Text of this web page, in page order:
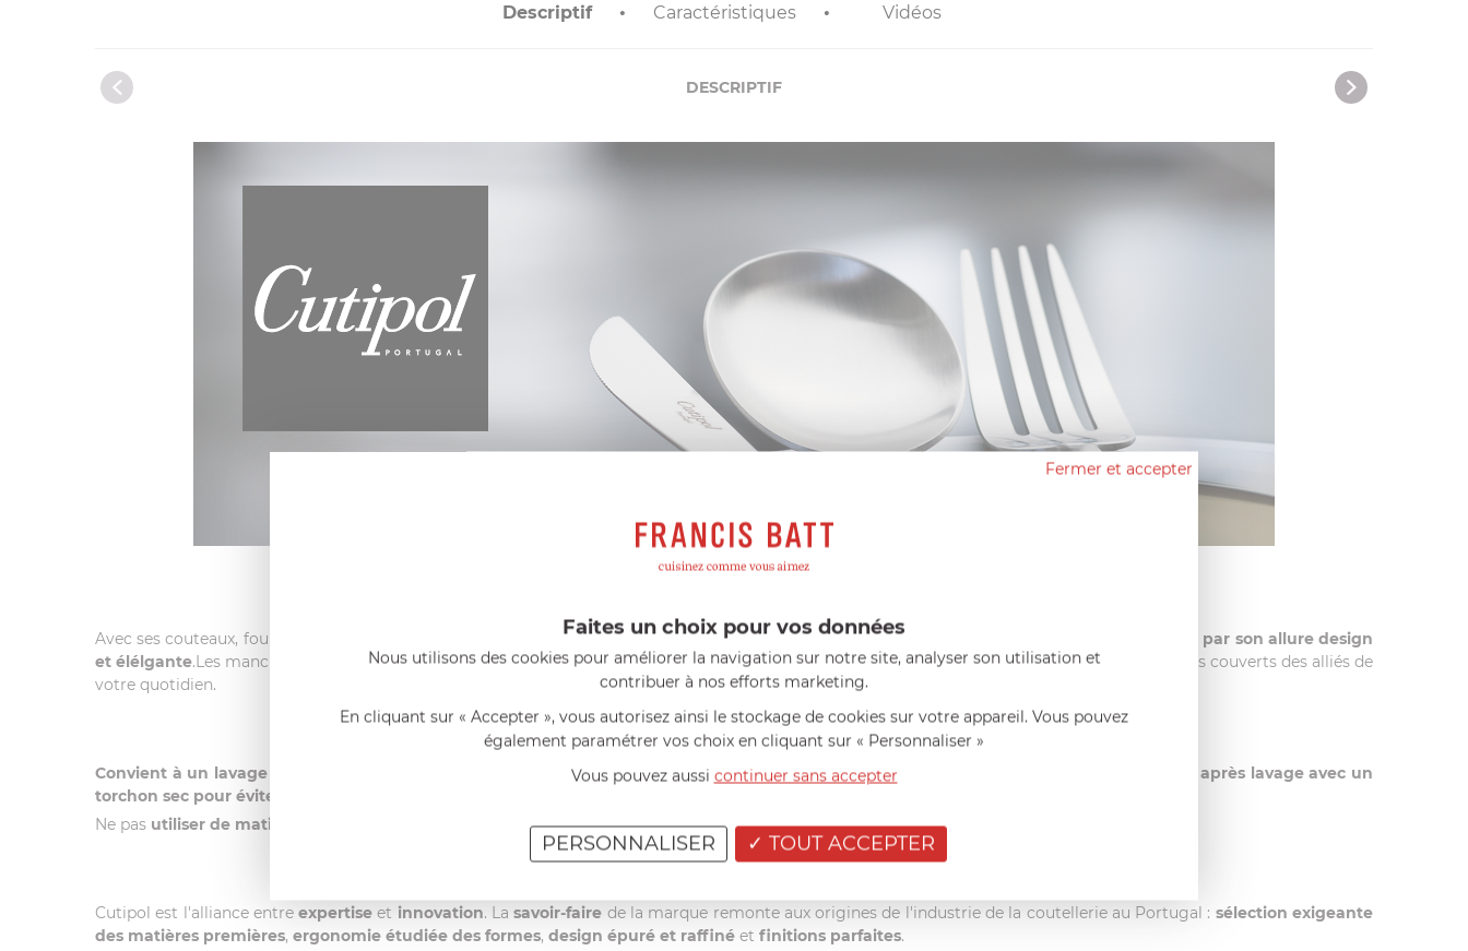
Descriptif Caractéristiques Vidéos
DESCRIPTIF
Avec ses couteaux, fourchettes, cuillères à soupe, cuillères à café et autres couverts spéciaux,la collection Goa de la marque Cutipol étonnent par son allure design
et élélgante.Les manches sont conçus enrésine,les corps en acier inoxydable 18/10. Ilss'adapteront parfaitement à votre main et feront de ces couverts des alliés de
votre quotidien.
ENTRETIEN ET NETTOYAGE
Convient à un lavage au lave-vaisselle mais il est conseillé de sortir rapidement le couvert du lave-vaisselle afin d'éviter la corrosion
.Essuyer après lavage avec un
torchon sec pour éviter les traces.
Ne pas utiliser de matière abrasive
À PROPOS DE CUTIPOL
Cutipol est l'alliance entreexpertise et innovation. Lasavoir-faire de la marque remonte aux origines de l'industrie de la coutellerie au Portugal : sélection exigeante
des matières premières, ergonomie étudiée des formes, design épuré et raffiné et finitions parfaites.
Fermer et accepter
Faites un choix pour vos données
Nous utilisons des cookies pour améliorer la navigation sur notre site, analyser son utilisation et
contribuer à nos efforts marketing.
En cliquant sur « Accepter », vous autorisez ainsi le stockage de cookies sur votre appareil. Vous pouvez
également paramétrer vos choix en cliquant sur « Personnaliser »
Vous pouvez aussi continuer sans accepter
TOUT ACCEPTER
PERSONNALISER